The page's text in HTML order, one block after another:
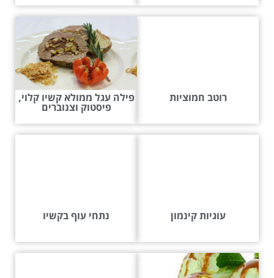
רוטב חמוציות פילה עגל ממולא קשיו קלוי,
פיסטוק וצנוברים
עוגיות קינמון נתחי עוף בקשיו